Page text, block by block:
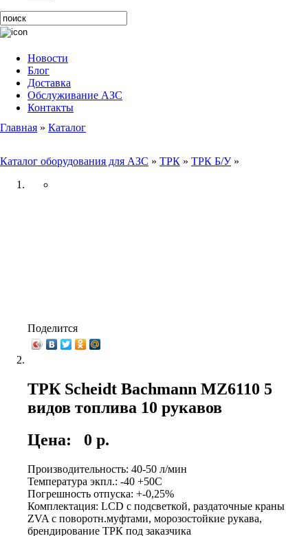
Новости
Блог
Доставка
Обслуживание АЗС
Контакты
Главная » Каталог
Каталог оборудования для АЗС » ТРК » ТРК Б/У»
Поделится
ТРК Scheidt Bachmann MZ6110 5
видов топлива 10 рукавов
Цена:
0 р.
Производительность: 40-50 л/мин
Температура экпл.: -40 +50С
Погрешность отпуска: +-0,25%
Комплектация: LCD с подсветкой, раздаточные краны
ZVA с поворотн.муфтами, морозостойкие рукава,
брендирование ТРК под заказчика